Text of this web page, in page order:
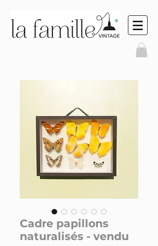
Cadre papillons
naturalisés - vendu